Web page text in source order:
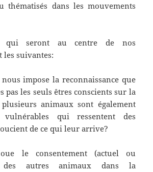
thématisés dans les mouvements
qui seront au centre de nos
les suivantes:
impose la reconnaissance que
pas les seuls êtres conscients sur la
animaux sont également
qui ressentent des
de ce qui leur arrive?
le consentement (actuel ou
des autres animaux dans la